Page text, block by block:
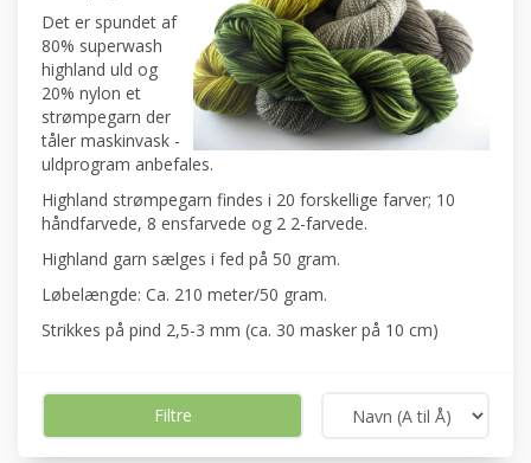
Det er spundet af
80% superwash
highland uld og
20% nylon et
strømpegarn der
tåler maskinvask -
uldprogram anbefales.
Highland strømpegarn findes i 20 forskellige farver; 10
håndfarvede, 8 ensfarvede og 2 2-farvede.
Highland garn sælges i fed på 50 gram.
Løbelængde: Ca. 210 meter/50 gram.
Strikkes på pind 2,5-3 mm (ca. 30 masker på 10 cm)
Filtre